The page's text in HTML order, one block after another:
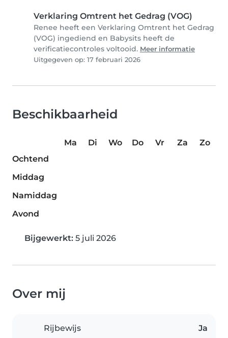
Verklaring Omtrent het Gedrag (VOG)
Renee heeft een Verklaring Omtrent het Gedrag
(VOG) ingediend en Babysits heeft de
verificatiecontroles voltooid. Meer informatie
Uitgegeven op: 17 februari 2026
Beschikbaarheid
Ma Di Wo Do Vr Za
Zo
Ochtend
Middag
Namiddag
Avond
Bijgewerkt: 5 juli 2026
Over mij
Rijbewijs Ja